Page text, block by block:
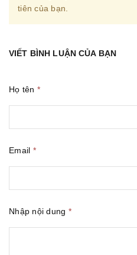
tiên của bạn.
VIẾT BÌNH LUẬN CỦA BẠN
Họ tên *
Email *
Nhập nội dung *